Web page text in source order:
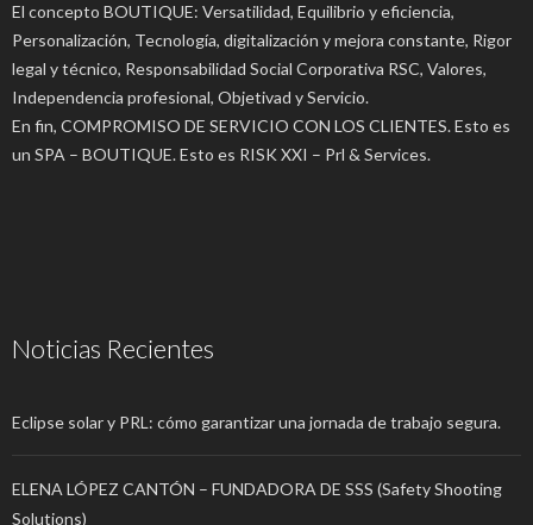
El concepto BOUTIQUE: Versatilidad, Equilibrio y eficiencia,
Personalización, Tecnología, digitalización y mejora constante, Rigor
legal y técnico, Responsabilidad Social Corporativa RSC, Valores,
Independencia profesional, Objetivad y Servicio.
En fin, COMPROMISO DE SERVICIO CON LOS CLIENTES. Esto es
un SPA – BOUTIQUE. Esto es RISK XXI – Prl & Services.
Noticias Recientes
Eclipse solar y PRL: cómo garantizar una jornada de trabajo segura.
ELENA LÓPEZ CANTÓN – FUNDADORA DE SSS (Safety Shooting
Solutions)